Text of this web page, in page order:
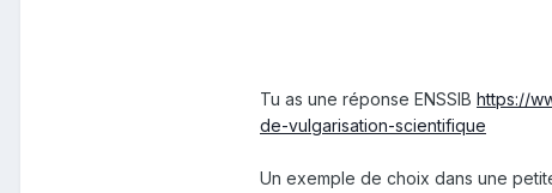
Tu as une réponse ENSSIB https://
de-vulgarisation-scientifique
Un exemple de choix dans une